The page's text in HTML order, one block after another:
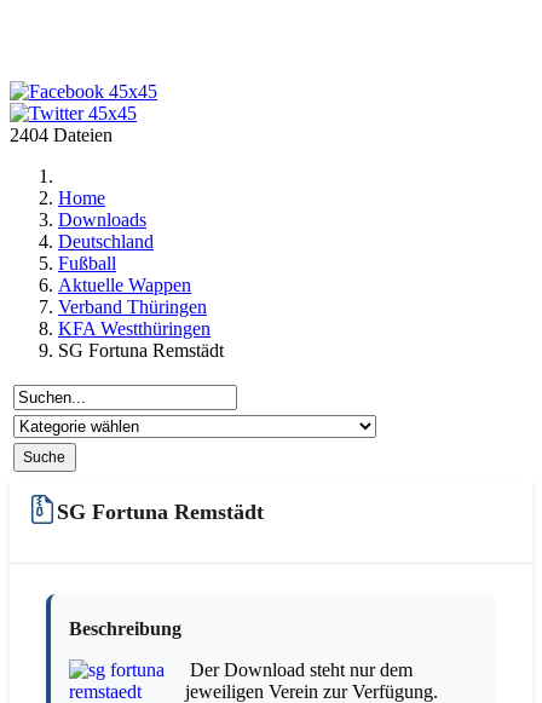
2404 Dateien
Home
Downloads
Deutschland
Fußball
Aktuelle Wappen
Verband Thüringen
KFA Westthüringen
SG Fortuna Remstädt
SG Fortuna Remstädt
Beschreibung
Der Download steht nur dem
jeweiligen Verein zur Verfügung.